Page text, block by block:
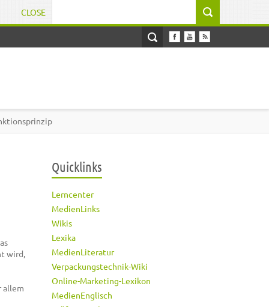
CLOSE
wird,
allem
Quicklinks
Lerncenter
MedienLinks
Wikis
Lexika
MedienLiteratur
Verpackungstechnik-Wiki
Online-Marketing-Lexikon
MedienEnglisch